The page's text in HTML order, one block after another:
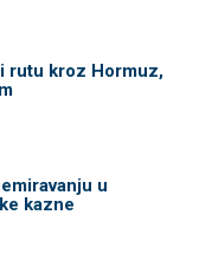
rutu kroz Hormuz,
u
kazne